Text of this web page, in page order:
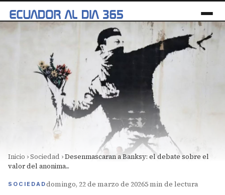
Inicio ›Sociedad ›Desenmascaran a Banksy: el debate sobre el
valor del anonima...
SOCIEDADdomingo, 22 de marzo de 20265 min de lectura